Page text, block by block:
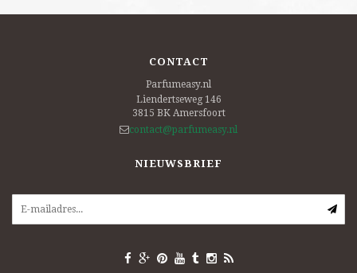
CONTACT
Parfumeasy.nl
Liendertseweg 146
3815 BK Amersfoort
contact@parfumeasy.nl
NIEUWSBRIEF